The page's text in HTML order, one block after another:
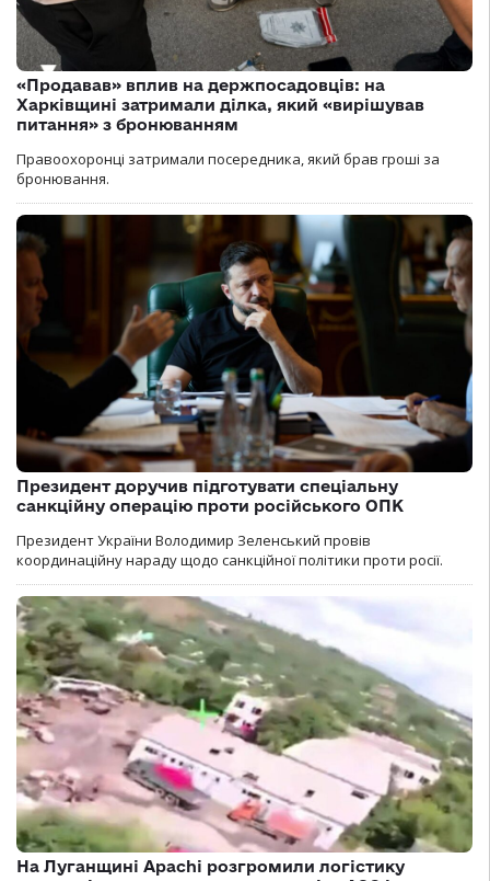
«Продавав» вплив на держпосадовців: на
Харківщині затримали ділка, який «вирішував
питання» з бронюванням
Правоохоронці затримали посередника, який брав гроші за
бронювання.
Президент доручив підготувати спеціальну
санкційну операцію проти російського ОПК
Президент України Володимир Зеленський провів
координаційну нараду щодо санкційної політики проти росії.
На Луганщині Apachi розгромили логістику